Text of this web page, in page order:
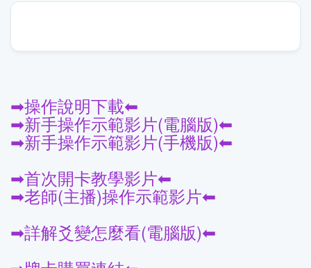
➡操作說明下載⬅
➡新手操作示範影片(電腦版)⬅
➡新手操作示範影片(手機版)⬅
➡首次開卡教學影片⬅
➡老師(主播)操作示範影片⬅
➡詳解爻變怎麼看(電腦版)⬅